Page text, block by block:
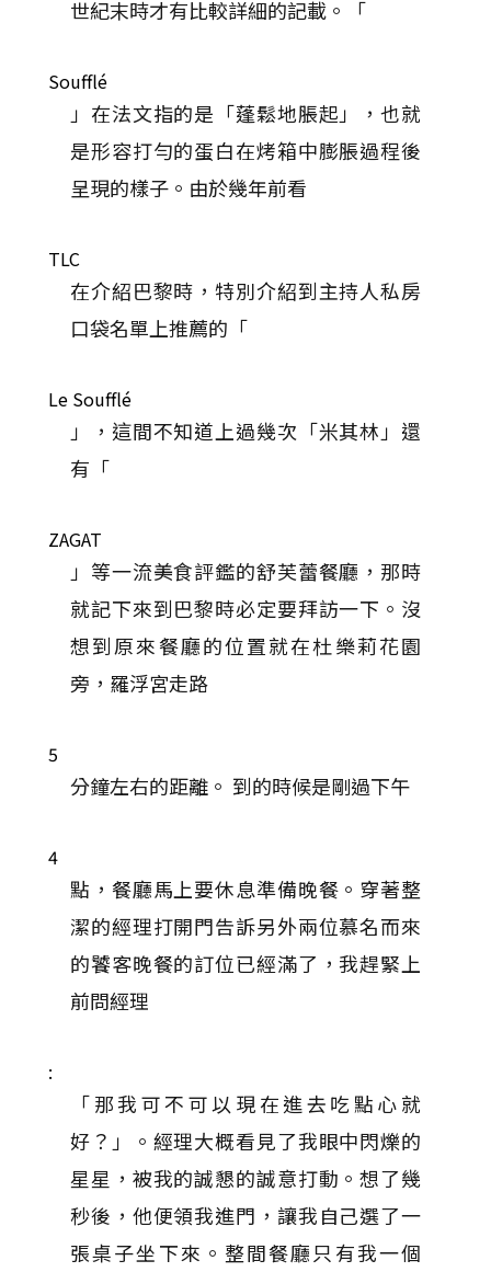
世紀末時才有比較詳細的記載。「
Soufflé
」在法文指的是「蓬鬆地脹起」，也就
是形容打勻的蛋白在烤箱中膨脹過程後
呈現的樣子。由於幾年前看
TLC
在介紹巴黎時，特別介紹到主持人私房
口袋名單上推薦的「
Le Soufflé
」，這間不知道上過幾次「米其林」還
有「
ZAGAT
」等一流美食評鑑的舒芙蕾餐廳，那時
就記下來到巴黎時必定要拜訪一下。沒
想到原來餐廳的位置就在杜樂莉花園
旁，羅浮宮走路
5
分鐘左右的距離。 到的時候是剛過下午
4
點，餐廳馬上要休息準備晚餐。穿著整
潔的經理打開門告訴另外兩位慕名而來
的饕客晚餐的訂位已經滿了，我趕緊上
前問經理
:
「那我可不可以現在進去吃點心就
好？」。經理大概看見了我眼中閃爍的
星星，被我的誠懇的誠意打動。想了幾
秒後，他便領我進門，讓我自己選了一
張桌子坐下來。整間餐廳只有我一個